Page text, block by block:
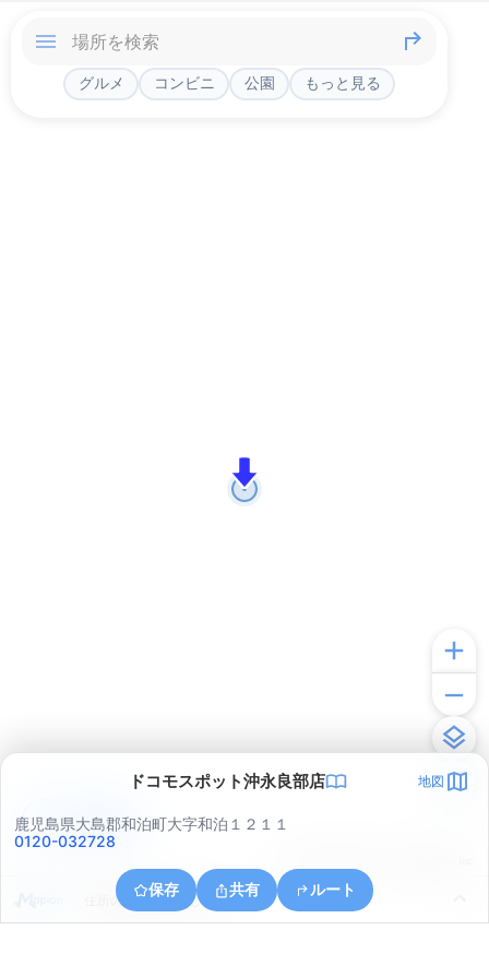
グルメ コンビニ 公園 もっと見る
ドコモスポット沖永良部店 地図
鹿児島県大島郡和泊町大字和泊１２１１
0120-032728
保存 共有 ルート
住所の取得に失敗しました
アプリで見る